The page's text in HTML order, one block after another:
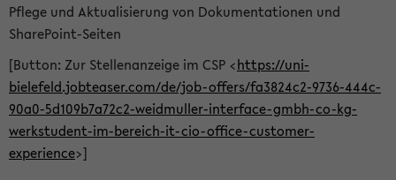
Pflege und Aktualisierung von Dokumentationen und
SharePoint-Seiten
[Button: Zur Stellenanzeige im CSP <https://uni-
bielefeld.jobteaser.com/de/job-offers/fa3824c2-9736-444c-
90a0-5d109b7a72c2-weidmuller-interface-gmbh-co-kg-
werkstudent-im-bereich-it-cio-office-customer-
experience>]